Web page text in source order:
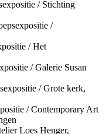
/ Stichting
/
/ Het
/ Galerie Susan
/ Grote kerk,
/ Contemporary Art
Loes Henger,